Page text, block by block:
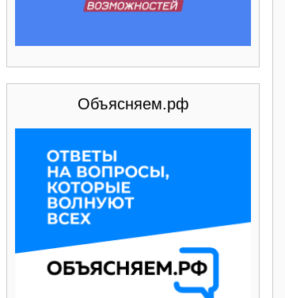
Объясняем.рф